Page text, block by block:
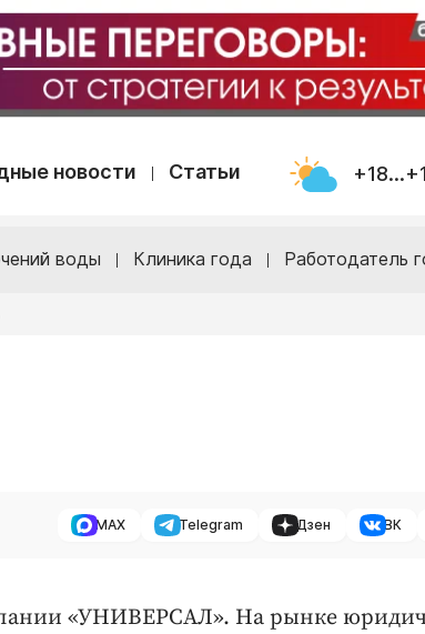
новости Статьи
воды Клиника года Работодатель
MAX Telegram Дзен ВК
«УНИВЕРСАЛ». На рынке